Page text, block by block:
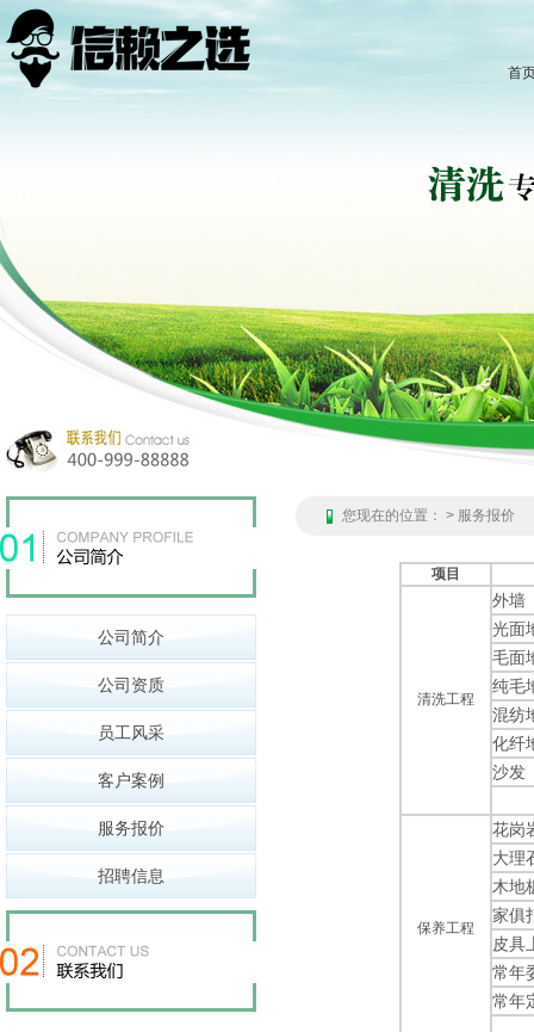
首
公司简介
公司资质
员工风采
客户案例
服务报价
招聘信息
项目
清洗工程
外墙
光面
毛面
纯毛
混纺
化纤
沙发
保养工程
花岗
大理
木地
家俱
皮具
常年
常年
您现在的位置： > 服务报价